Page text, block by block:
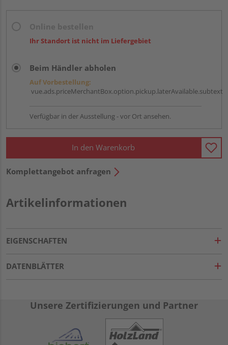
Ihr Standort ist nicht im Liefergebiet
Beim Händler abholen
Auf Vorbestellung:
vue.ads.priceMerchantBox.option.pickup.laterAvailable.subtext
Verfügbar in der Ausstellung - vor Ort ansehen.
In den Warenkorb
Komplettangebot anfragen
Artikelinformationen
EIGENSCHAFTEN
DATENBLÄTTER
Unsere Zertifizierungen und Partner